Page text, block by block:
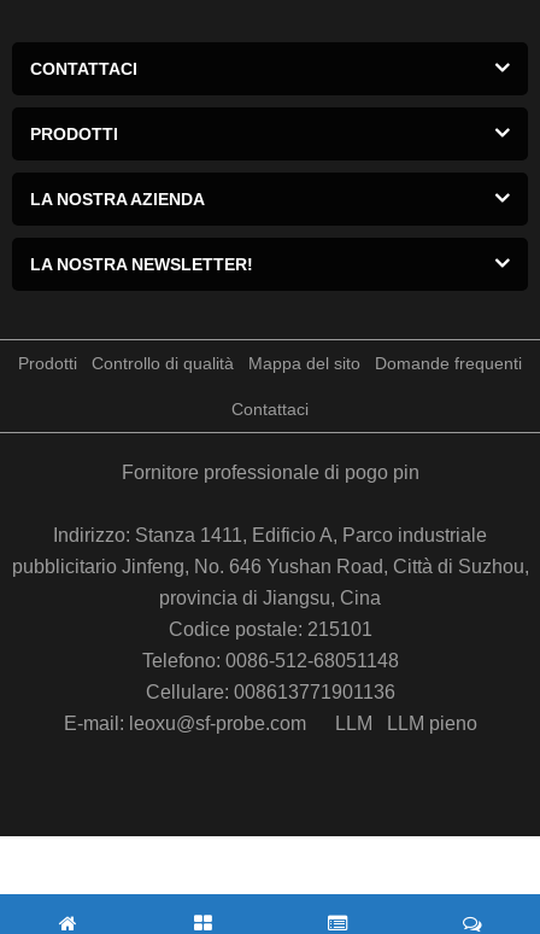
CONTATTACI
PRODOTTI
LA NOSTRA AZIENDA
LA NOSTRA NEWSLETTER!
Prodotti Controllo di qualità Mappa del sito Domande frequenti
Contattaci
Fornitore professionale di pogo pin
Indirizzo: Stanza 1411, Edificio A, Parco industriale
pubblicitario Jinfeng, No. 646 Yushan Road, Città di Suzhou,
provincia di Jiangsu, Cina
Codice postale: 215101
Telefono: 0086-512-68051148
Cellulare: 008613771901136
E-mail: leoxu@sf-probe.com
LLM LLM pieno